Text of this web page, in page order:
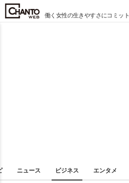
働く女性の生きやすさにコミット
ニュース ビジネス エンタメ